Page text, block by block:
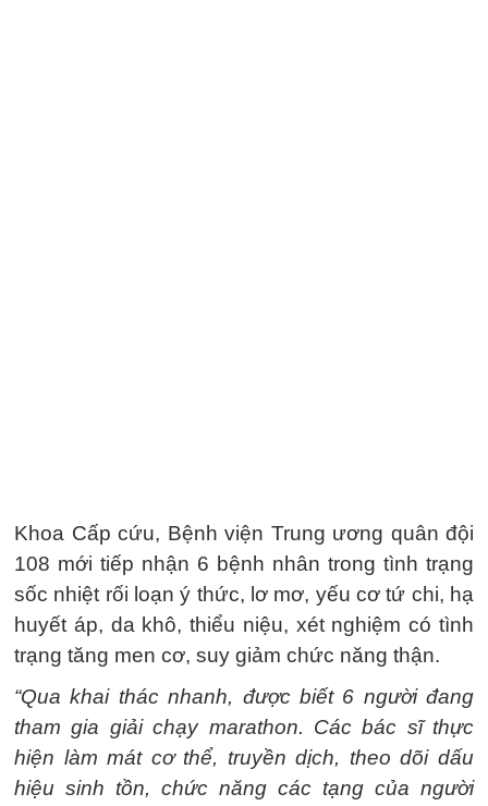
Khoa Cấp cứu, Bệnh viện Trung ương quân đội
108 mới tiếp nhận 6 bệnh nhân trong tình trạng
sốc nhiệt rối loạn ý thức, lơ mơ, yếu cơ tứ chi, hạ
huyết áp, da khô, thiểu niệu, xét nghiệm có tình
trạng tăng men cơ, suy giảm chức năng thận.
“Qua khai thác nhanh, được biết 6 người đang
tham gia giải chạy marathon. Các bác sĩ thực
hiện làm mát cơ thể, truyền dịch, theo dõi dấu
hiệu sinh tồn, chức năng các tạng của người